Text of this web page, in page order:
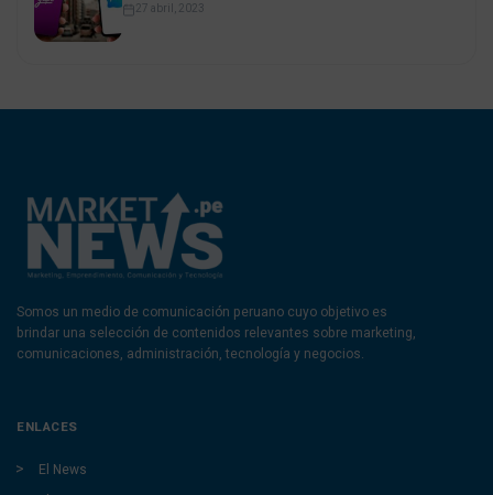
27 abril, 2023
Somos un medio de comunicación peruano cuyo objetivo es
brindar una selección de contenidos relevantes sobre marketing,
comunicaciones, administración, tecnología y negocios.
ENLACES
El News